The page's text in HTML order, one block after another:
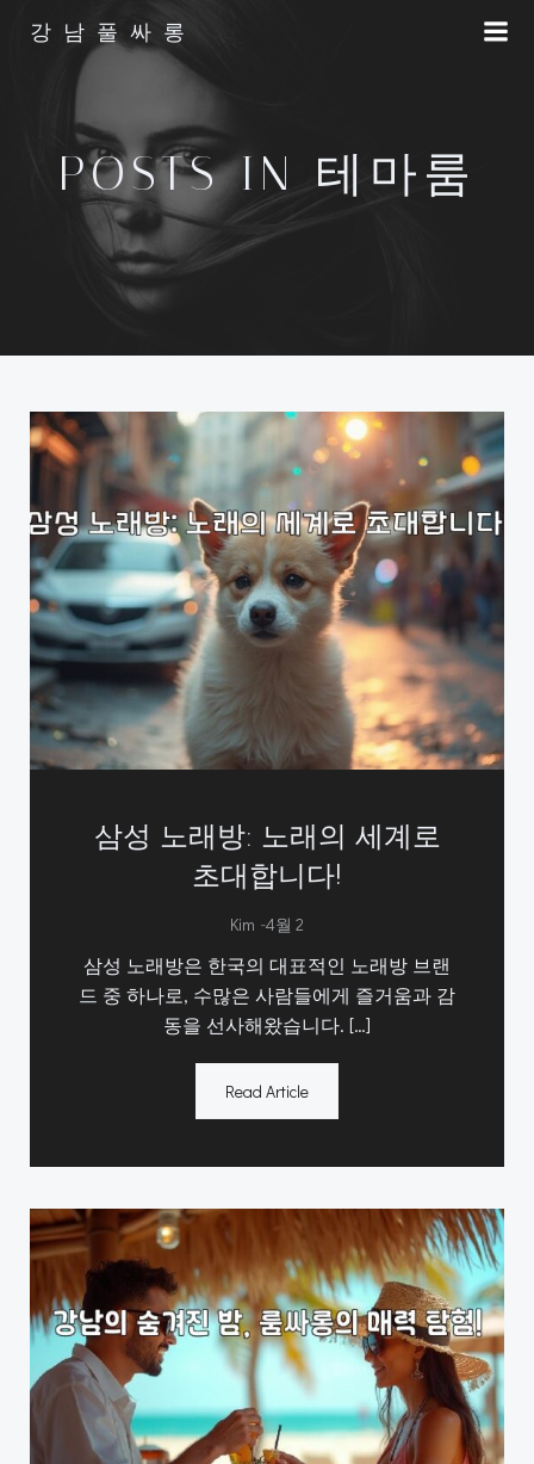
강남풀싸롱
POSTS IN 테마룸
삼성 노래방: 노래의 세계로
초대합니다!
Kim -4월 2
삼성 노래방은 한국의 대표적인 노래방 브랜
드 중 하나로, 수많은 사람들에게 즐거움과 감
동을 선사해왔습니다. […]
Read Article